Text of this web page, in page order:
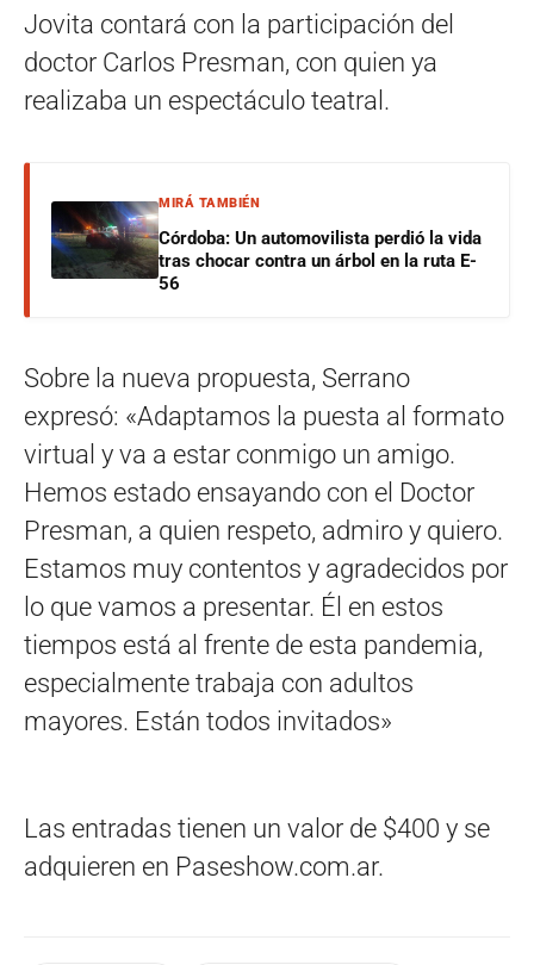
Jovita contará con la participación del
doctor Carlos Presman, con quien ya
realizaba un espectáculo teatral.
MIRÁ TAMBIÉN
Córdoba: Un automovilista perdió la vida
tras chocar contra un árbol en la ruta E-
56
Sobre la nueva propuesta, Serrano
expresó: «Adaptamos la puesta al formato
virtual y va a estar conmigo un amigo.
Hemos estado ensayando con el Doctor
Presman, a quien respeto, admiro y quiero.
Estamos muy contentos y agradecidos por
lo que vamos a presentar. Él en estos
tiempos está al frente de esta pandemia,
especialmente trabaja con adultos
mayores. Están todos invitados»
Las entradas tienen un valor de $400 y se
adquieren en Paseshow.com.ar.